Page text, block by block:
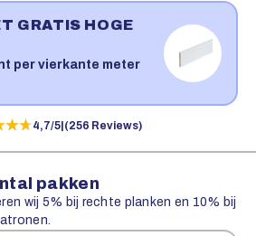
GRATIS HOGE
per vierkante meter
4,7/5 (256 Reviews)
pakken
wij 5% bij rechte planken en 10% bij